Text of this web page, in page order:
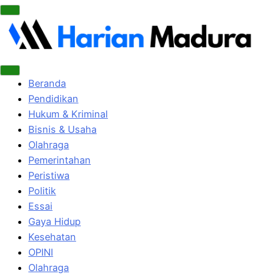
Beranda
Pendidikan
Hukum & Kriminal
Bisnis & Usaha
Olahraga
Pemerintahan
Peristiwa
Politik
Essai
Gaya Hidup
Kesehatan
OPINI
Olahraga